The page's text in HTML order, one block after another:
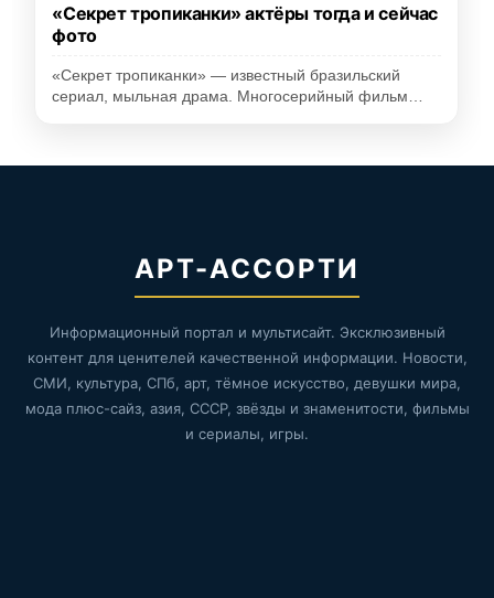
«Секрет тропиканки» актёры тогда и сейчас
фото
«Секрет тропиканки» — известный бразильский
сериал, мыльная драма. Многосерийный фильм…
АРТ-АССОРТИ
Информационный портал и мультисайт. Эксклюзивный
контент для ценителей качественной информации. Новости,
СМИ, культура, СПб, арт, тёмное искусство, девушки мира,
мода плюс-сайз, азия, СССР, звёзды и знаменитости, фильмы
и сериалы, игры.